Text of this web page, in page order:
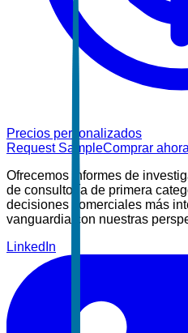
Precios personalizados
Request SampleComprar ahora
Ofrecemos informes de
de consultoría de primera
decisiones comerciales más
vanguardia con nuestras
LinkedIn